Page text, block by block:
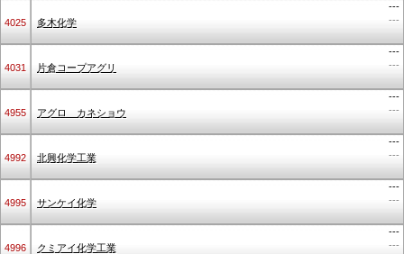
4025 多木化学
---
---
4031 片倉コープアグリ
---
---
4955 アグロ カネショウ
---
---
4992 北興化学工業
---
---
4995 サンケイ化学
---
---
4996 クミアイ化学工業
---
---